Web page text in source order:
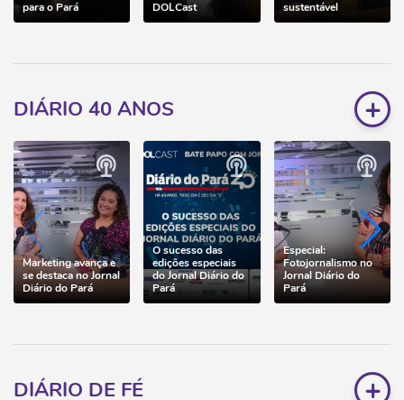
para o Pará
DOLCast
sustentável
DIÁRIO 40 ANOS +
Marketing avança e
se destaca no Jornal
Diário do Pará
O sucesso das
edições especiais
do Jornal Diário do
Pará
Especial:
Fotojornalismo no
Jornal Diário do
Pará
DIÁRIO DE FÉ +